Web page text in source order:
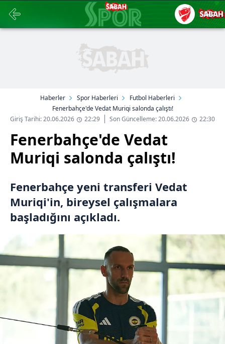
Haberler Spor Haberleri
Futbol Haberleri
Fenerbahçe'de Vedat Muriqi salonda çalıştı!
Giriş Tarihi: 20.06.2026
22:29 Son Güncelleme: 20.06.2026 22:30
Fenerbahçe'de Vedat
Muriqi salonda çalıştı!
Fenerbahçe yeni transferi Vedat
Muriqi'in, bireysel çalışmalara
başladığını açıkladı.